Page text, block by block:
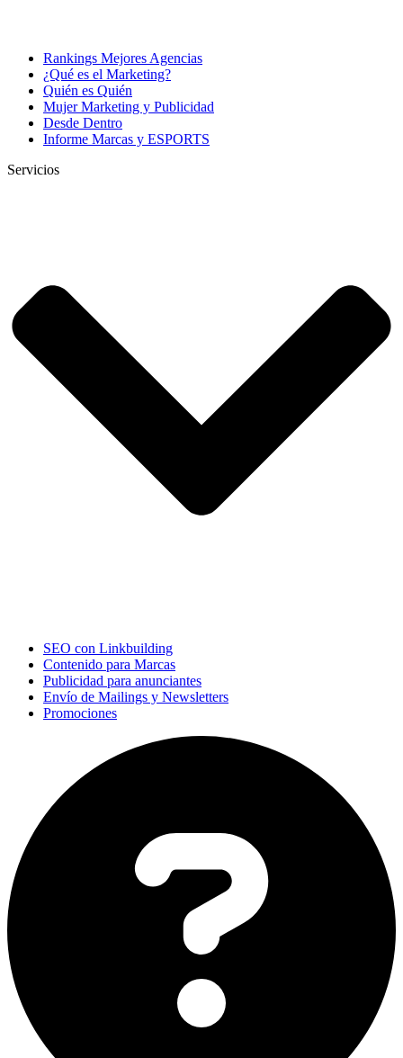
Rankings Mejores Agencias
¿Qué es el Marketing?
Quién es Quién
Mujer Marketing y Publicidad
Desde Dentro
Informe Marcas y ESPORTS
Servicios
SEO con Linkbuilding
Contenido para Marcas
Publicidad para anunciantes
Envío de Mailings y Newsletters
Promociones